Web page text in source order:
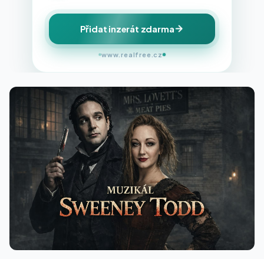
Přidat inzerát zdarma
www.realfree.cz